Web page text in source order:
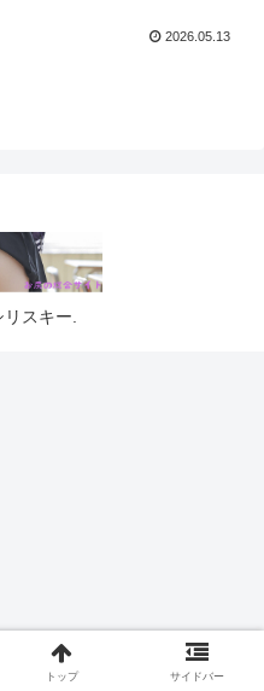
2026.05.13
スキー.
トップ サイドバー